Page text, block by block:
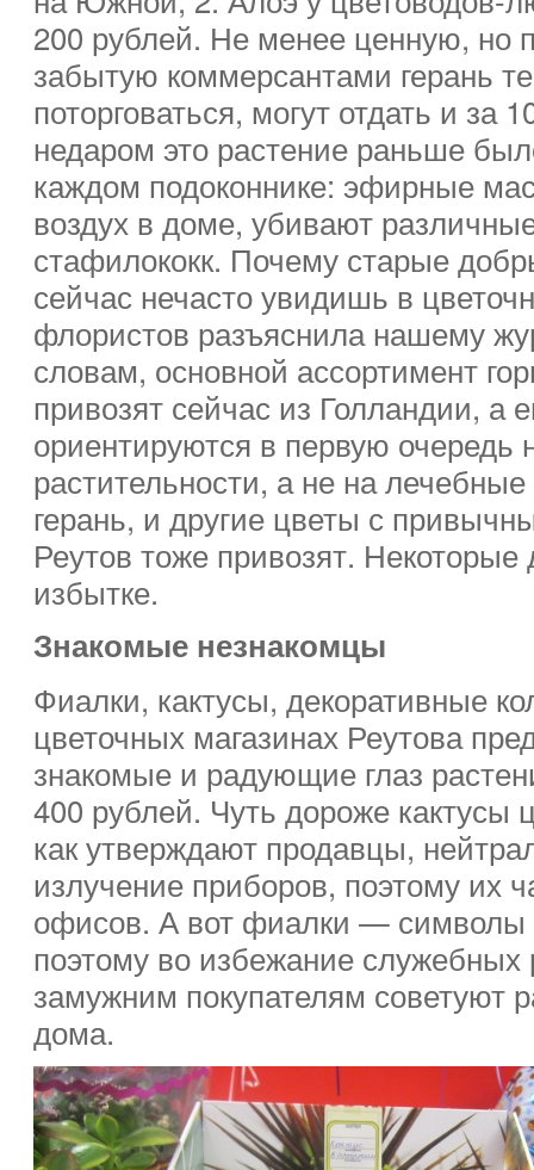
200 рублей. Не менее ценную, но
забытую коммерсантами герань
поторговаться, могут отдать и за
недаром это растение раньше
каждом подоконнике: эфирные
воздух в доме, убивают
стафилококк. Почему старые
сейчас нечасто увидишь в
флористов разъяснила нашему
словам, основной ассортимент
привозят сейчас из Голландии, а
ориентируются в первую очередь
растительности, а не на
герань, и другие цветы с
Реутов тоже привозят.
избытке.
Знакомые незнакомцы
Фиалки, кактусы, декоративные
цветочных магазинах Реутова
знакомые и радующие глаз
400 рублей. Чуть дороже кактусы
как утверждают продавцы,
излучение приборов, поэтому их
офисов. А вот фиалки — символы
поэтому во избежание
замужним покупателям советуют
дома.